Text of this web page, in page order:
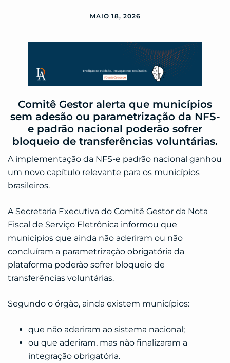
MAIO 18, 2026
Comitê Gestor alerta que municípios
sem adesão ou parametrização da NFS-
e padrão nacional poderão sofrer
bloqueio de transferências voluntárias.
A implementação da NFS-e padrão nacional ganhou
um novo capítulo relevante para os municípios
brasileiros.
A Secretaria Executiva do Comitê Gestor da Nota
Fiscal de Serviço Eletrônica informou que
municípios que ainda não aderiram ou não
concluíram a parametrização obrigatória da
plataforma poderão sofrer bloqueio de
transferências voluntárias.
Segundo o órgão, ainda existem municípios:
que não aderiram ao sistema nacional;
ou que aderiram, mas não finalizaram a
integração obrigatória.